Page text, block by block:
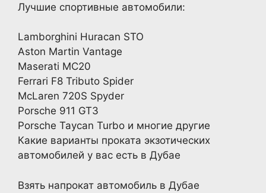
Лучшие спортивные автомобили:
Lamborghini Huracan STO
Aston Martin Vantage
Maserati MC20
Ferrari F8 Tributo Spider
McLaren 720S Spyder
Porsche 911 GT3
Porsche Taycan Turbo и многие другие
Какие варианты проката экзотических
автомобилей у вас есть в Дубае
Взять напрокат автомобиль в Дубае